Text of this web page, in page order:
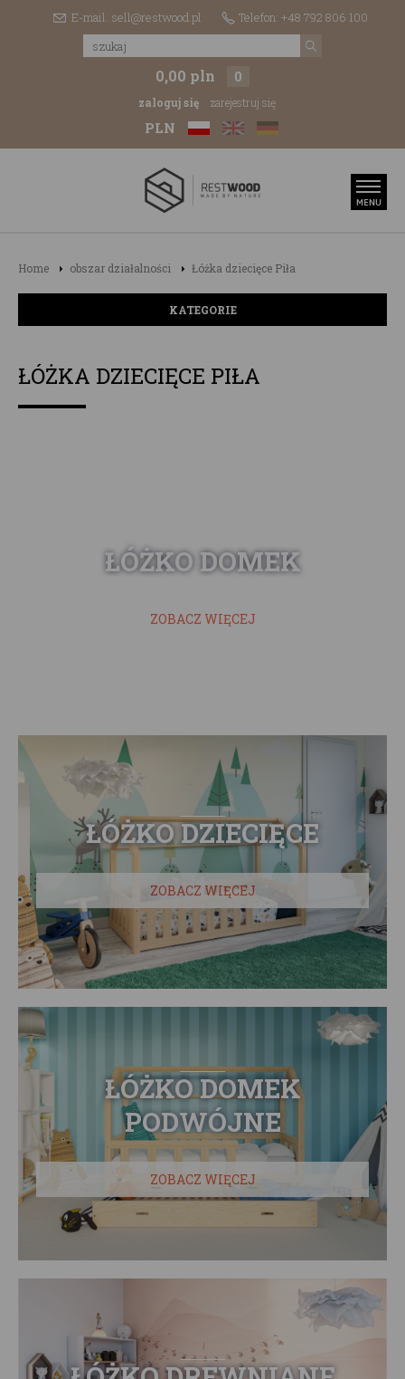
E-mail: sell@restwood.pl Telefon: +48 792 806 100
0,00 pln 0
zaloguj się zarejestruj się
PLN
Home obszar działalności Łóżka dziecięce Piła
KATEGORIE
ŁÓŻKA DZIECIĘCE PIŁA
ŁÓŻKO DOMEK
ZOBACZ WIĘCEJ
ŁÓŻKO DZIECIĘCE
ZOBACZ WIĘCEJ
ŁÓŻKO DOMEK
PODWÓJNE
ZOBACZ WIĘCEJ